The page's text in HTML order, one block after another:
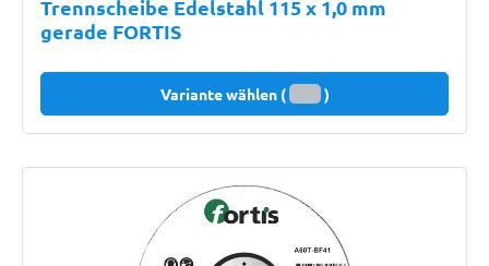
Trennscheibe Edelstahl 115 x 1,0 mm
gerade FORTIS
Variante wählen ( )